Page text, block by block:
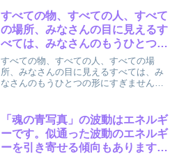
の教え
ト トール (著), Eckhart Tolle (原著), ...
すべての物、すべての人、すべて
の場所、みなさんの目に見えるす
べては、みなさんのもうひとつの
形、もうひとつの考え方、概念、
もうひとつの表現、反映にすぎな
いのです。by バシャール
すべての物、すべての人、すべての場
所、みなさんの目に見えるすべては、み
なさんのもうひとつの形にすぎません。
現、反映にすぎないのです。以上、バシ
ャール (著), ダリル・...
「魂の青写真」の波動はエネルギ
ーです。似通った波動のエネルギ
ーを引き寄せる傾向もあります